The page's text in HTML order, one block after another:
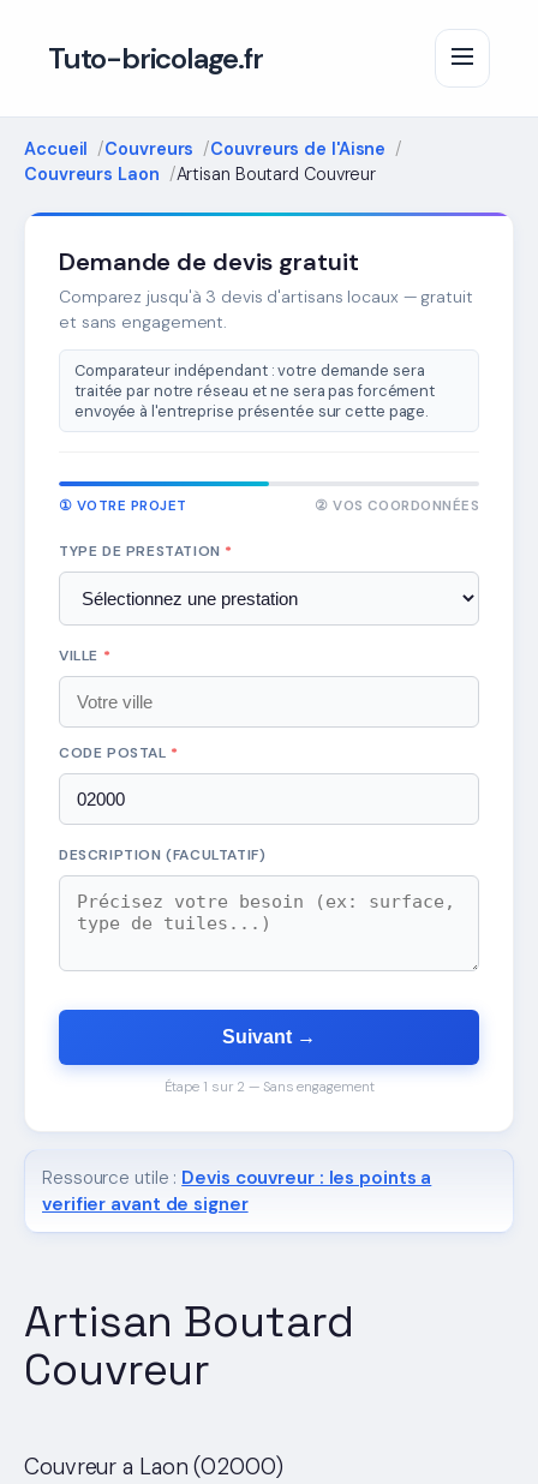
Tuto-bricolage.fr
Accueil Couvreurs
Couvreurs de l'Aisne
Couvreurs Laon
Artisan Boutard Couvreur
Artisan Boutard
Couvreur
Couvreur a Laon (02000)
Demande de devis gratuit
Comparez jusqu'à 3 devis d'artisans locaux — gratuit
et sans engagement.
Comparateur indépendant : votre demande sera
traitée par notre réseau et ne sera pas forcément
envoyée à l'entreprise présentée sur cette page.
① VOTRE PROJET ② VOS COORDONNÉES
TYPE DE PRESTATION *
VILLE *
CODE POSTAL *
DESCRIPTION (FACULTATIF)
Suivant →
Étape 1 sur 2 — Sans engagement
Ressource utile : Devis couvreur : les points a
verifier avant de signer